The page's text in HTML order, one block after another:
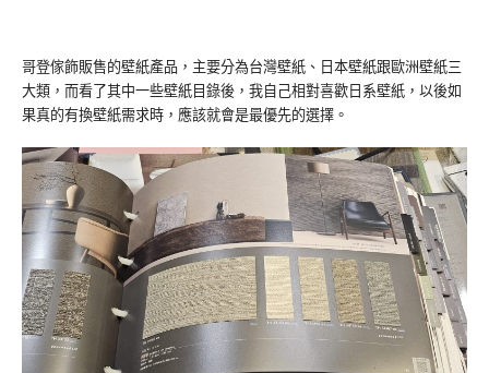
哥登傢飾販售的壁紙產品，主要分為台灣壁紙、日本壁紙跟歐洲壁紙三
大類，而看了其中一些壁紙目錄後，我自己相對喜歡日系壁紙，以後如
果真的有換壁紙需求時，應該就會是最優先的選擇。